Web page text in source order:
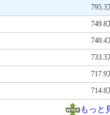
795.3
749.8
740.4
733.3
717.9
714.8
もっと